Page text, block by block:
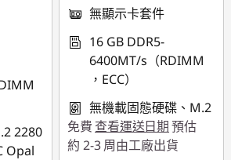
2280
Opal
無顯示卡套件
16 GB DDR5-
6400MT/s（RDIMM
，ECC）
無機載固態硬碟、M.2
免費 查看運送日期預估
約 2-3 周由工廠出貨